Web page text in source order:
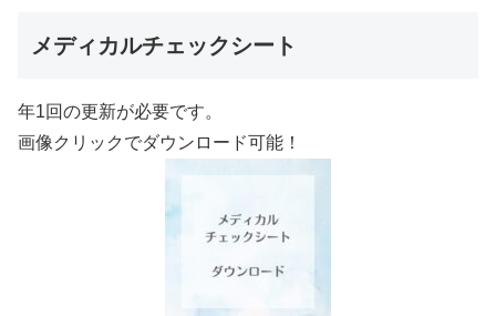
メディカルチェックシート
年1回の更新が必要です。
画像クリックでダウンロード可能！